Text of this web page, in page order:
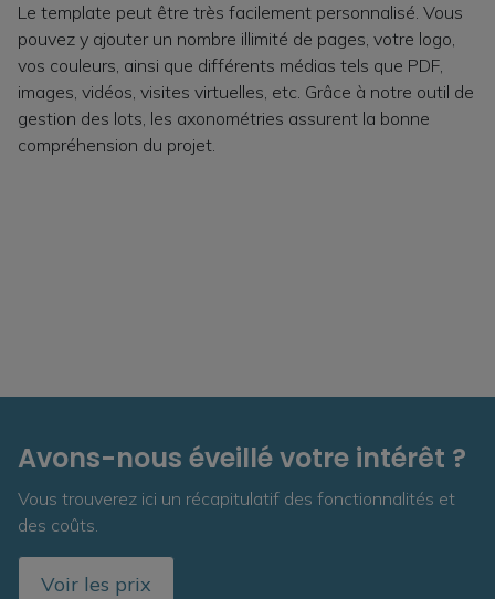
Le template peut être très facilement personnalisé. Vous
pouvez y ajouter un nombre illimité de pages, votre logo,
vos couleurs, ainsi que différents médias tels que PDF,
images, vidéos, visites virtuelles, etc. Grâce à notre outil de
gestion des lots, les axonométries assurent la bonne
compréhension du projet.
Avons-nous éveillé votre intérêt ?
Vous trouverez ici un récapitulatif des fonctionnalités et
des coûts.
Voir les prix